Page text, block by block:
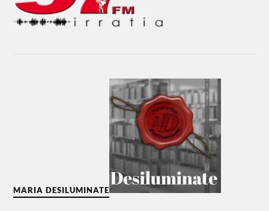
MARIA DESILUMINATE